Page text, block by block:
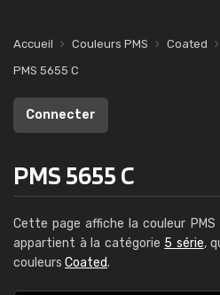
Accueil Couleurs PMS Coated
PMS 5655 C
Connecter
PMS 5655 C
Cette page affiche la couleur PMS
appartient à la catégorie 5 série,
couleurs Coated.